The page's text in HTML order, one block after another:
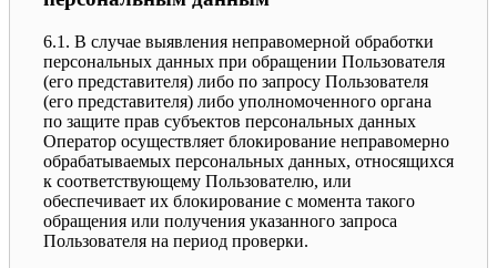
6.1. В случае выявления неправомерной обработки
персональных данных при обращении Пользователя
(его представителя) либо по запросу Пользователя
(его представителя) либо уполномоченного органа
по защите прав субъектов персональных данных
Оператор осуществляет блокирование неправомерно
обрабатываемых персональных данных, относящихся
к соответствующему Пользователю, или
обеспечивает их блокирование с момента такого
обращения или получения указанного запроса
Пользователя на период проверки.